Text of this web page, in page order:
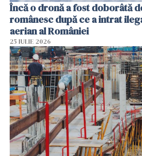
Încă o dronă a fost doborâtă
românesc după ce a intrat
aerian al României
25 IULIE 2026